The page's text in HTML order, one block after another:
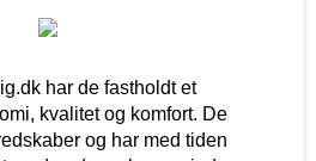
har de fastholdt et
kvalitet og komfort. De
og har med tiden